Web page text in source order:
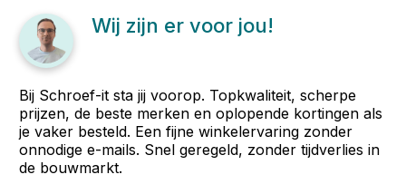
Wij zijn er voor jou!
Bij Schroef-it sta jij voorop. Topkwaliteit, scherpe
prijzen, de beste merken en oplopende kortingen als
je vaker besteld. Een fijne winkelervaring zonder
onnodige e-mails. Snel geregeld, zonder tijdverlies in
de bouwmarkt.